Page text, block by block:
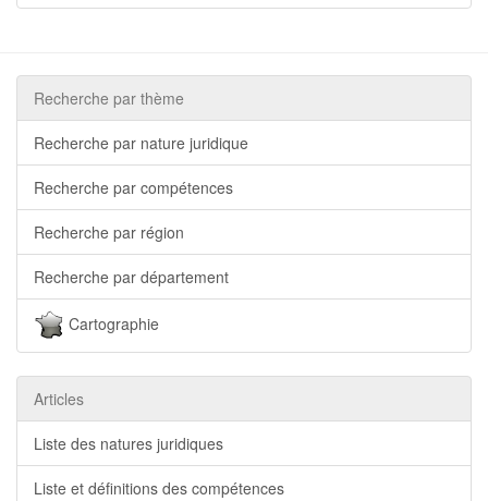
Recherche par thème
Recherche par nature juridique
Recherche par compétences
Recherche par région
Recherche par département
Cartographie
Articles
Liste des natures juridiques
Liste et définitions des compétences